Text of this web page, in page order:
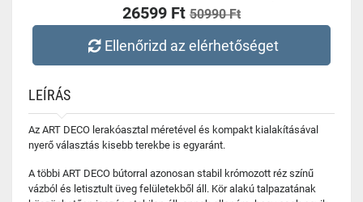
26599 Ft 50990 Ft
Ellenőrizd az elérhetőséget
LEÍRÁS
Az ART DECO lerakóasztal méretével és kompakt kialakításával
nyerő választás kisebb terekbe is egyaránt.
A többi ART DECO bútorral azonosan stabil krómozott réz színű
vázból és letisztult üveg felületekből áll. Kör alakú talpazatának